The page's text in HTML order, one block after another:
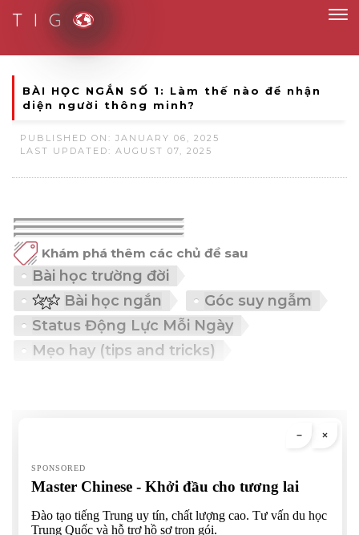
T I G
BÀI HỌC NGẮN SỐ 1: Làm thế nào để nhận
diện người thông minh?
PUBLISHED ON: JANUARY 06, 2025
LAST UPDATED: AUGUST 07, 2025
Khám phá thêm các chủ đề sau
Bài học trường đời
Bài học ngắn
Góc suy ngẫm
Status Động Lực Mỗi Ngày
Mẹo hay (tips and tricks)